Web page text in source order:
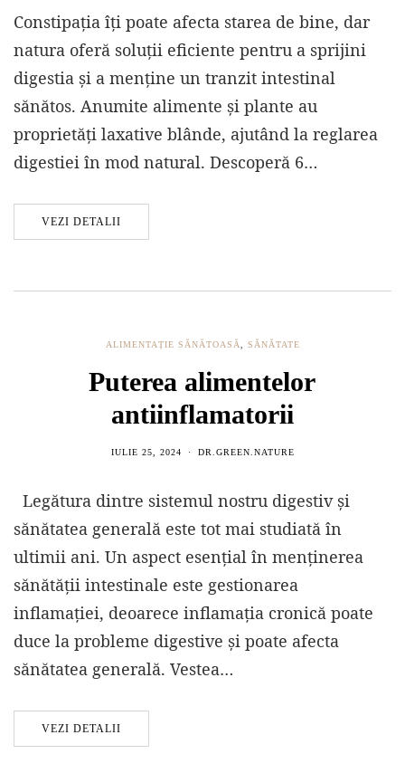
Constipația îți poate afecta starea de bine, dar
natura oferă soluții eficiente pentru a sprijini
digestia și a menține un tranzit intestinal
sănătos. Anumite alimente și plante au
proprietăți laxative blânde, ajutând la reglarea
digestiei în mod natural. Descoperă 6…
VEZI DETALII
ALIMENTAȚIE SĂNĂTOASĂ SĂNĂTATE
Puterea alimentelor
antiinflamatorii
IULIE 25, 2024 DR.GREEN.NATURE
Legătura dintre sistemul nostru digestiv și
sănătatea generală este tot mai studiată în
ultimii ani. Un aspect esențial în menținerea
sănătății intestinale este gestionarea
inflamației, deoarece inflamația cronică poate
duce la probleme digestive și poate afecta
sănătatea generală. Vestea…
VEZI DETALII